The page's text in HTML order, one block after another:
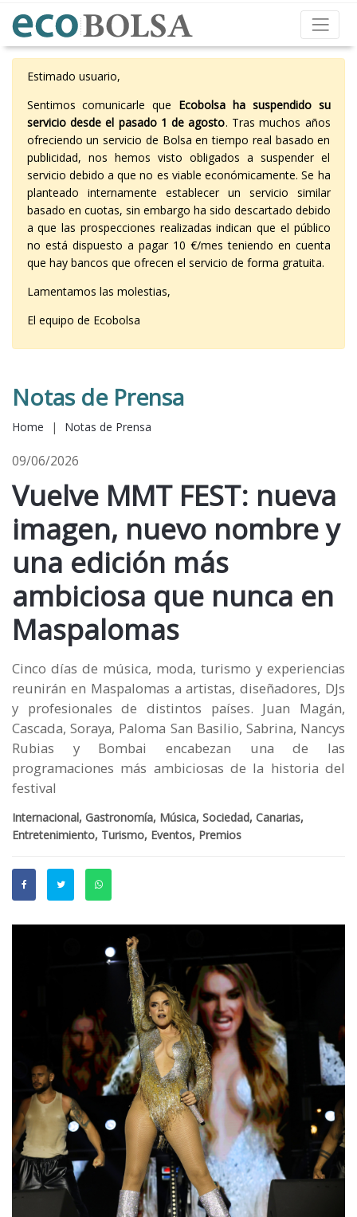
Estimado usuario,
Sentimos comunicarle que Ecobolsa ha suspendido su
servicio desde el pasado 1 de agosto. Tras muchos años
ofreciendo un servicio de Bolsa en tiempo real basado en
publicidad, nos hemos visto obligados a suspender el
servicio debido a que no es viable económicamente. Se ha
planteado internamente establecer un servicio similar
basado en cuotas, sin embargo ha sido descartado debido
a que las prospecciones realizadas indican que el público
no está dispuesto a pagar 10 €/mes teniendo en cuenta
que hay bancos que ofrecen el servicio de forma gratuita.
Lamentamos las molestias,
El equipo de Ecobolsa
Notas de Prensa
Home | Notas de Prensa
09/06/2026
Vuelve MMT FEST: nueva
imagen, nuevo nombre y
una edición más
ambiciosa que nunca en
Maspalomas
Cinco días de música, moda, turismo y experiencias
reunirán en Maspalomas a artistas, diseñadores, DJs
y profesionales de distintos países. Juan Magán,
Cascada, Soraya, Paloma San Basilio, Sabrina, Nancys
Rubias y Bombai encabezan una de las
programaciones más ambiciosas de la historia del
festival
Internacional, Gastronomía, Música, Sociedad, Canarias,
Entretenimiento, Turismo, Eventos, Premios